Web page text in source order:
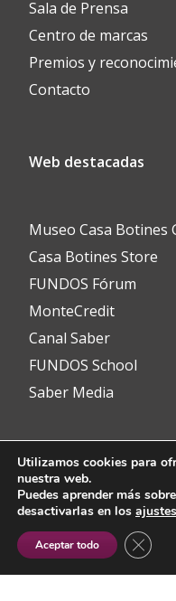
Sala de Prensa
Centro de marcas
Premios y
Contacto
Web destacadas
Museo Casa Botines
Casa Botines Store
FUNDOS Fórum
MonteCredit
Canal Saber
FUNDOS School
Saber Media
Contacto
info@fundos.es
Avenida del Padre
24002 León (España)
Utilizamos cookies para
nuestra web.
Puedes aprender más
desactivarlas en los ajustes
Aceptar todo